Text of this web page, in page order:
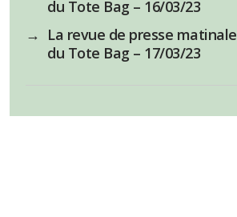
du Tote Bag – 16/03/23
→ La revue de presse matinale
du Tote Bag – 17/03/23